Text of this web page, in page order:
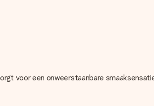
voor een onweerstaanbare